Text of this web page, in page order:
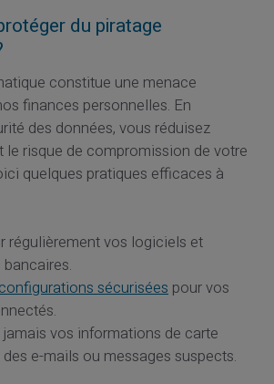
du piratage
constitue une menace
finances personnelles. En
des données, vous réduisez
le risque de compromission de votre
quelques pratiques efficaces à
régulièrement vos logiciels et
sécurisées pour vos
jamais vos informations de carte
e-mails ou messages suspects.